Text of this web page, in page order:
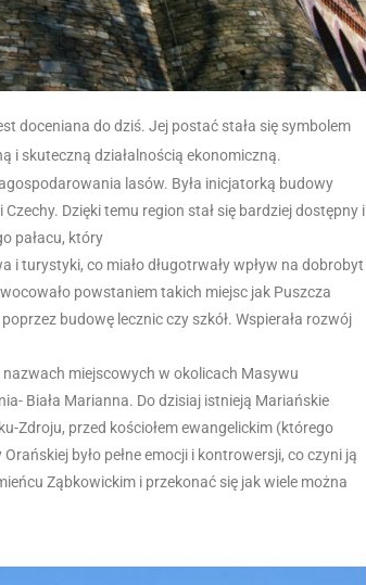
doceniana do dziś. Jej postać stała się symbolem
i skuteczną działalnością ekonomiczną.
lasów. Była inicjatorką budowy
Dzięki temu region stał się bardziej dostępny i
pałacu, który
i turystyki, co miało długotrwały wpływ na dobrobyt
powstaniem takich miejsc jak Puszcza
budowę lecznic czy szkół. Wspierała rozwój
nazwach miejscowych w okolicach Masywu
Biała Marianna. Do dzisiaj istnieją Mariańskie
Zdroju, przed kościołem ewangelickim (którego
było pełne emocji i kontrowersji, co czyni ją
Ząbkowickim i przekonać się jak wiele można